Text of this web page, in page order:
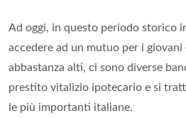
Ad oggi, in questo periodo storico
accedere ad un mutuo per i giovani
abbastanza alti, ci sono diverse
prestito vitalizio ipotecario e si
le più importanti italiane.